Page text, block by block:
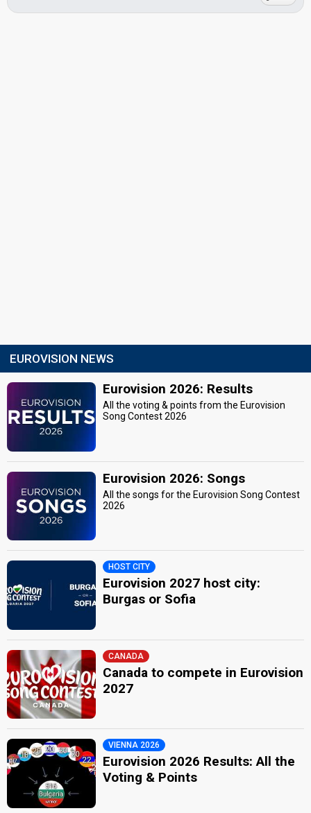
EUROVISION NEWS
Eurovision 2026: Results
All the voting & points from the Eurovision
Song Contest 2026
Eurovision 2026: Songs
All the songs for the Eurovision Song Contest
2026
HOST CITY
Eurovision 2027 host city:
Burgas or Sofia
CANADA
Canada to compete in Eurovision
2027
VIENNA 2026
Eurovision 2026 Results: All the
Voting & Points